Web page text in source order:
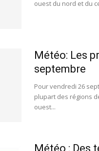
ouest du nord et du
Météo: Les
septembre
Pour vendredi 26
plupart des régions
ouest...
Météo : Des